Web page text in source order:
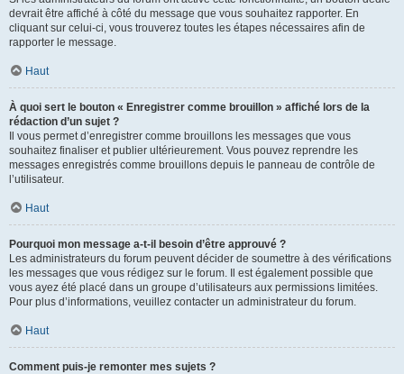
devrait être affiché à côté du message que vous souhaitez rapporter. En
cliquant sur celui-ci, vous trouverez toutes les étapes nécessaires afin de
rapporter le message.
Haut
À quoi sert le bouton « Enregistrer comme brouillon » affiché lors de la
rédaction d’un sujet ?
Il vous permet d’enregistrer comme brouillons les messages que vous
souhaitez finaliser et publier ultérieurement. Vous pouvez reprendre les
messages enregistrés comme brouillons depuis le panneau de contrôle de
l’utilisateur.
Haut
Pourquoi mon message a-t-il besoin d’être approuvé ?
Les administrateurs du forum peuvent décider de soumettre à des vérifications
les messages que vous rédigez sur le forum. Il est également possible que
vous ayez été placé dans un groupe d’utilisateurs aux permissions limitées.
Pour plus d’informations, veuillez contacter un administrateur du forum.
Haut
Comment puis-je remonter mes sujets ?